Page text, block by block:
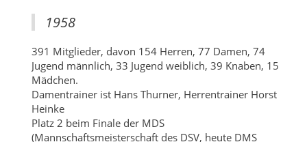
1958
391 Mitglieder, davon 154 Herren, 77 Damen, 74
Jugend männlich, 33 Jugend weiblich, 39 Knaben, 15
Mädchen.
Damentrainer ist Hans Thurner, Herrentrainer Horst
Heinke
Platz 2 beim Finale der MDS
(Mannschaftsmeisterschaft des DSV, heute DMS